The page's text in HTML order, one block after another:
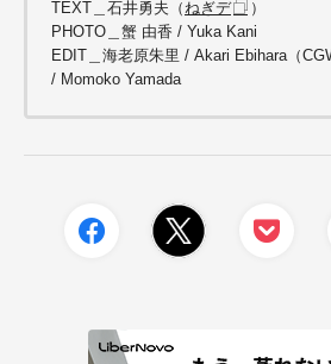
TEXT＿石井勇夫（ねぎデ
）
PHOTO＿蟹 由香 / Yuka Kani
EDIT＿海老原朱里 / Akari Ebihara（
/ Momoko Yamada